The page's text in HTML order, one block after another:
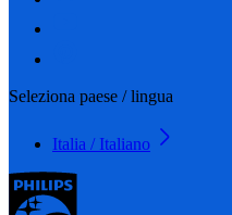
Seleziona paese / lingua
Italia / Italiano